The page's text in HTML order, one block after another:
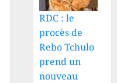
RDC : le
procès de
Rebo Tchulo
prend un
nouveau